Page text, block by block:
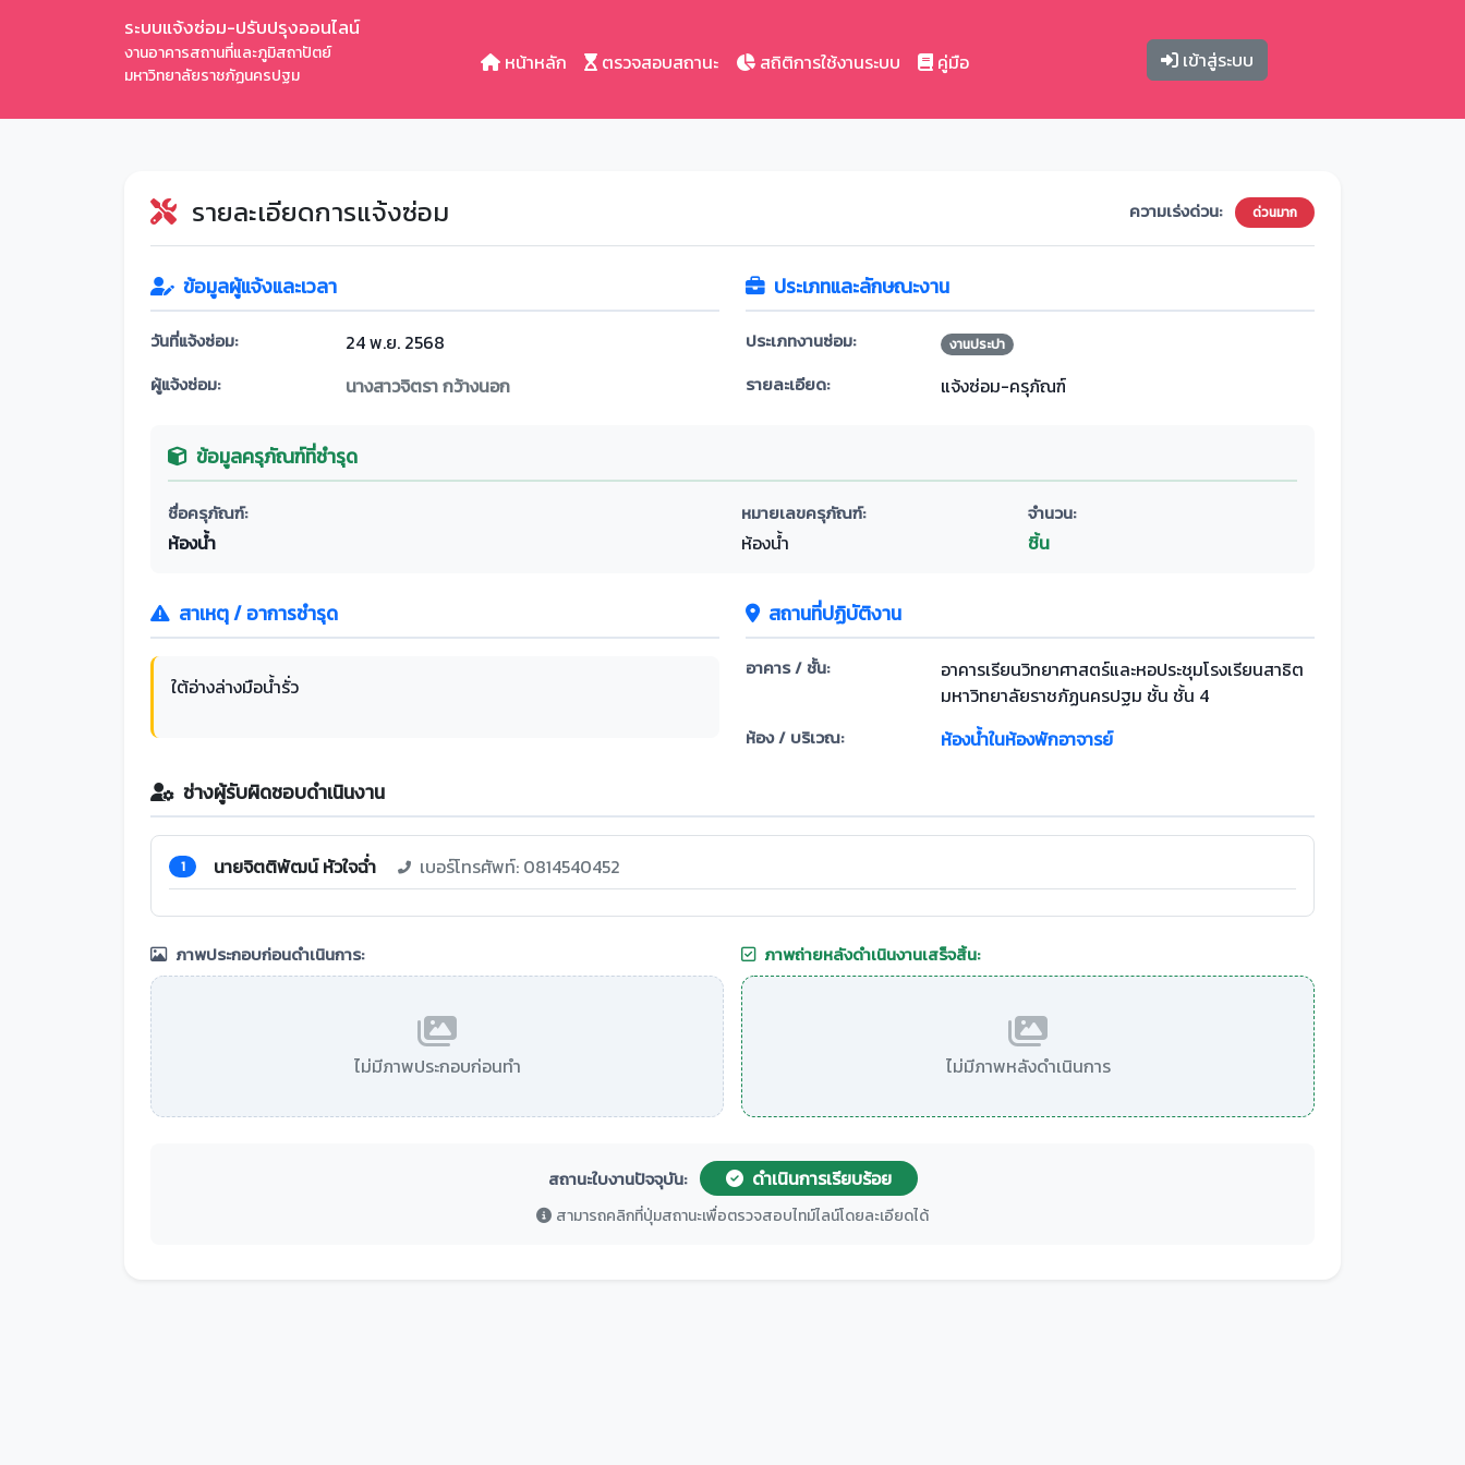
ระบบแจ้งซ่อม-ปรับปรุงออนไลน์
งานอาคารสถานที่และภูมิสถาปัตย์
มหาวิทยาลัยราชภัฏนครปฐม
หน้าหลัก ตรวจสอบสถานะ สถิติการใช้งานระบบ คู่มือ เข้าสู่ระบบ
รายละเอียดการแจ้งซ่อม ความเร่งด่วน: ด่วนมาก
ข้อมูลผู้แจ้งและเวลา
วันที่แจ้งซ่อม: 24 พ.ย. 2568
ผู้แจ้งซ่อม: นางสาวจิตรา กว้างนอก
ประเภทและลักษณะงาน
ประเภทงานซ่อม: งานประปา
รายละเอียด: แจ้งซ่อม-ครุภัณฑ์
ข้อมูลครุภัณฑ์ที่ชำรุด
ชื่อครุภัณฑ์:
ห้องน้ำ
หมายเลขครุภัณฑ์:
ห้องน้ำ
จำนวน:
ชิ้น
สาเหตุ / อาการชำรุด
ใต้อ่างล่างมือน้ำรั่ว
สถานที่ปฏิบัติงาน
อาคาร / ชั้น:
อาคารเรียนวิทยาศาสตร์และหอประชุมโรงเรียนสาธิต
มหาวิทยาลัยราชภัฏนครปฐม ชั้น ชั้น 4
ห้อง / บริเวณ: ห้องน้ำในห้องพักอาจารย์
ช่างผู้รับผิดชอบดำเนินงาน
1 นายจิตติพัฒน์ หัวใจฉ่ำ เบอร์โทรศัพท์: 0814540452
ภาพประกอบก่อนดำเนินการ:
ไม่มีภาพประกอบก่อนทำ
ภาพถ่ายหลังดำเนินงานเสร็จสิ้น:
ไม่มีภาพหลังดำเนินการ
สถานะใบงานปัจจุบัน: ดำเนินการเรียบร้อย
สามารถคลิกที่ปุ่มสถานะเพื่อตรวจสอบไทม์ไลน์โดยละเอียดได้